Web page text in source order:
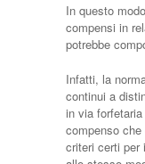
In questo
compensi in
potrebbe
Infatti, la
continui a
in via
compenso
criteri certi per